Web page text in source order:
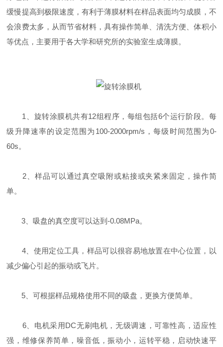
缓慢提高到极限速度，有利于薄膜材料在样品表面均匀成膜，不
会浪费太多，从而节省材料，具有操作简单、清洗方便、体积小
等优点，主要用于各大学和研究所的实验室生成薄膜。
1、旋转涂膜机共有12组程序，每组包括6个运行阶段。每
级升降速率的设定范围为100-2000rpm/s，每级时间范围为0-
60s。
2、样品可以通过真空吸附或粘接或夹紧来固定，操作简
单。
3、吸盘的真空度可以达到-0.08MPa。
4、使用定位工具，样品可以很容易地放置在中心位置，以
减少偏心引起的振动或飞片。
5、可根据样品规格使用不同的吸盘，更换方便简单。
6、电机采用DC无刷电机，无级调速，可靠性高，适应性
强，维修保养简单，噪音低，振动小，运转平稳，启动快速平